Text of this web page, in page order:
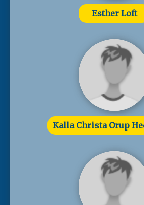
Esther Loft
Kalla Christa Orup